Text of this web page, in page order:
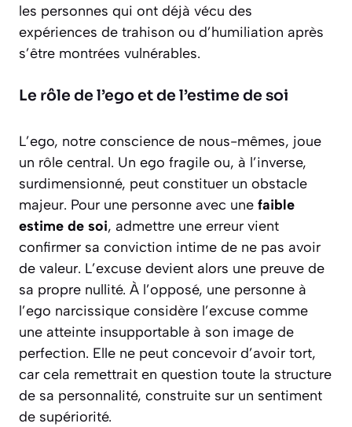
les personnes qui ont déjà vécu des
expériences de trahison ou d’humiliation après
s’être montrées vulnérables.
Le rôle de l’ego et de l’estime de soi
L’ego, notre conscience de nous-mêmes, joue
un rôle central. Un ego fragile ou, à l’inverse,
surdimensionné, peut constituer un obstacle
majeur. Pour une personne avec une faible
estime de soi, admettre une erreur vient
confirmer sa conviction intime de ne pas avoir
de valeur. L’excuse devient alors une preuve de
sa propre nullité. À l’opposé, une personne à
l’ego narcissique considère l’excuse comme
une atteinte insupportable à son image de
perfection. Elle ne peut concevoir d’avoir tort,
car cela remettrait en question toute la structure
de sa personnalité, construite sur un sentiment
de supériorité.